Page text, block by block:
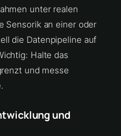
unter realen
Sensorik an einer oder
die Datenpipeline auf
Halte das
und messe
und